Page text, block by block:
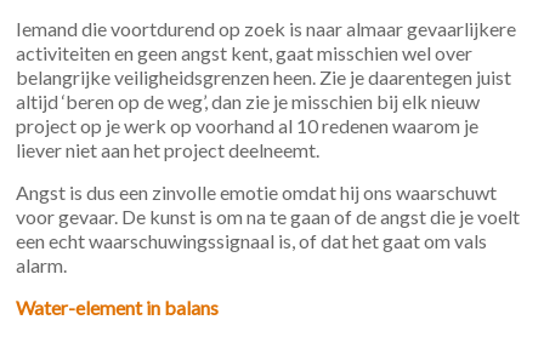
Iemand die voortdurend op zoek is naar almaar gevaarlijkere
activiteiten en geen angst kent, gaat misschien wel over
belangrijke veiligheidsgrenzen heen. Zie je daarentegen juist
altijd ‘beren op de weg’, dan zie je misschien bij elk nieuw
project op je werk op voorhand al 10 redenen waarom je
liever niet aan het project deelneemt.
Angst is dus een zinvolle emotie omdat hij ons waarschuwt
voor gevaar. De kunst is om na te gaan of de angst die je voelt
een echt waarschuwingssignaal is, of dat het gaat om vals
alarm.
Water-element in balans